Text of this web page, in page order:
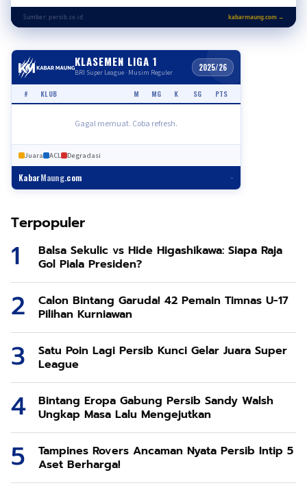
Sumber: persib.co.id kabarmaung.com →
KLASEMEN LIGA 1
BRI Super League · Musim Reguler 2025/26
# KLUB M MG K SG PTS
Gagal memuat. Coba refresh.
Juara ACL Degradasi
KabarMaung.com –
Terpopuler
Balsa Sekulic vs Hide Higashikawa: Siapa Raja
Gol Piala Presiden?
Calon Bintang Garuda! 42 Pemain Timnas U-17
Pilihan Kurniawan
Satu Poin Lagi Persib Kunci Gelar Juara Super
League
Bintang Eropa Gabung Persib Sandy Walsh
Ungkap Masa Lalu Mengejutkan
Tampines Rovers Ancaman Nyata Persib Intip 5
Aset Berharga!